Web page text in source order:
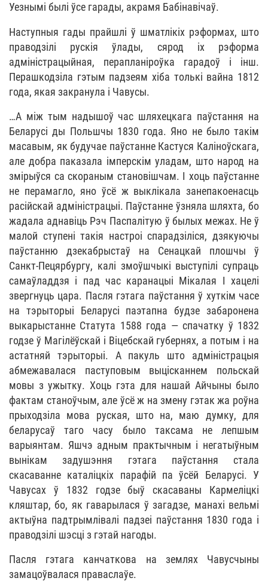
Уезнымі былі ўсе гарады, акрамя Бабінавічаў.
Наступныя гады прайшлі ў шматлікіх рэформах, што
праводзілі рускія ўлады, сярод іх рэформа
адміністрацыйная, перапланіроўка гарадоў і інш.
Перашкодзіла гэтым падзеям хіба толькі вайна 1812
года, якая закранула і Чавусы.
…А між тым надышоў час шляхецкага паўстання на
Беларусі ды Польшчы 1830 года. Яно не было такім
масавым, як будучае паўстанне Кастуся Каліноўскага,
але добра паказала імперскім уладам, што народ на
змірыўся са скораным становішчам. І хоць паўстанне
не перамагло, яно ўсё ж выклікала занепакоенасць
расійскай адміністрацыі. Паўстанне ўзняла шляхта, бо
жадала аднавіць Рэч Паспалітую ў былых межах. Не ў
малой ступені такія настроі спарадзіліся, дзякуючы
паўстанню дзекабрыстаў на Cенацкай плошчы ў
Санкт-Пецярбургу, калі змоўшчыкі выступілі супраць
самаўладдзя і пад час каранацыі Мікалая І хацелі
звергнуць цара. Пасля гэтага паўстання ў хуткім часе
на тэрыторыі Беларусі паэтапна будзе забаронена
выкарыстанне Статута 1588 года — спачатку ў 1832
годзе ў Магілёўскай і Віцебскай губернях, а потым і на
астатняй тэрыторыі. А пакуль што адміністрацыя
абмежавалася паступовым выцісканнем польскай
мовы з ужытку. Хоць гэта для нашай Айчыны было
фактам станоўчым, але ўсё ж на змену гэтак жа роўна
прыходзіла мова руская, што на, маю думку, для
беларусаў таго часу было таксама не лепшым
варыянтам. Яшчэ адным практычным і негатыўным
вынікам задушэння гэтага паўстання стала
скасаванне каталіцкіх парафій па ўсёй Беларусі. У
Чавусах ў 1832 годзе быў скасаваны Кармеліцкі
кляштар, бо, як гаварылася ў загадзе, манахі вельмі
актыўна падтрымлівалі падзеі паўстання 1830 года і
праводзілі шэсці з гэтай нагоды.
Пасля гэтага канчаткова на землях Чавусчыны
замацоўвалася праваслаўе.